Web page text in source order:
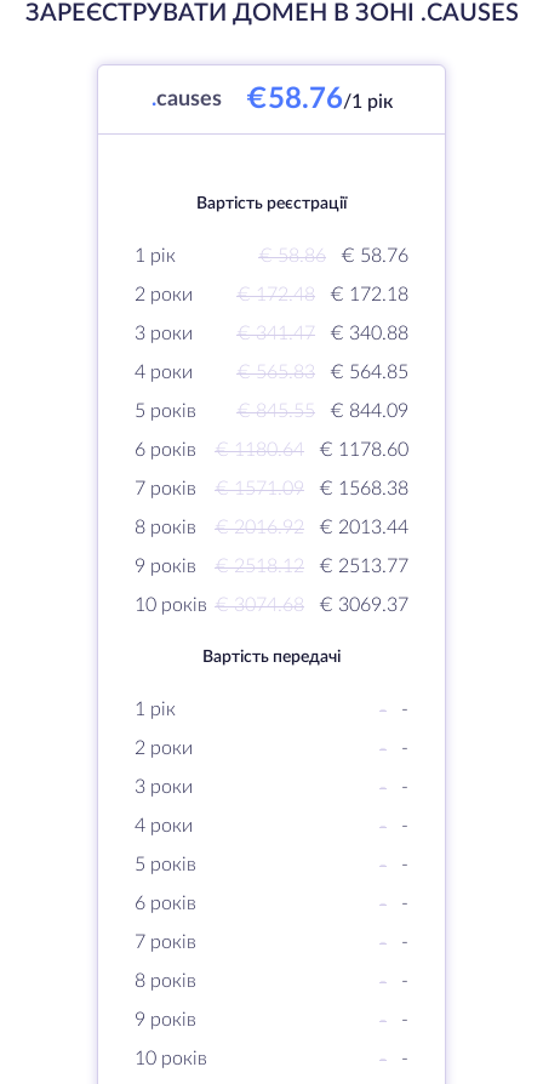
ЗАРЕЄСТРУВАТИ ДОМЕН В ЗОНІ .CAUSES
.causes €58.76/1 рік
Вартість реєстрації
1 рік € 58.86
€ 58.76
2 роки
€ 172.48
€ 172.18
3 роки
€ 341.47
€ 340.88
4 роки
€ 565.83
€ 564.85
5 років
€ 845.55
€ 844.09
6 років
€ 1180.64
€ 1178.60
7 років
€ 1571.09
€ 1568.38
8 років
€ 2016.92
€ 2013.44
9 років
€ 2518.12
€ 2513.77
10 років € 3074.68 € 3069.37
Вартість передачі
1 рік -
-
2 роки
-
-
3 роки
-
-
4 роки
-
-
5 років
-
-
6 років
-
-
7 років
-
-
8 років
-
-
9 років
-
-
10 років
- -